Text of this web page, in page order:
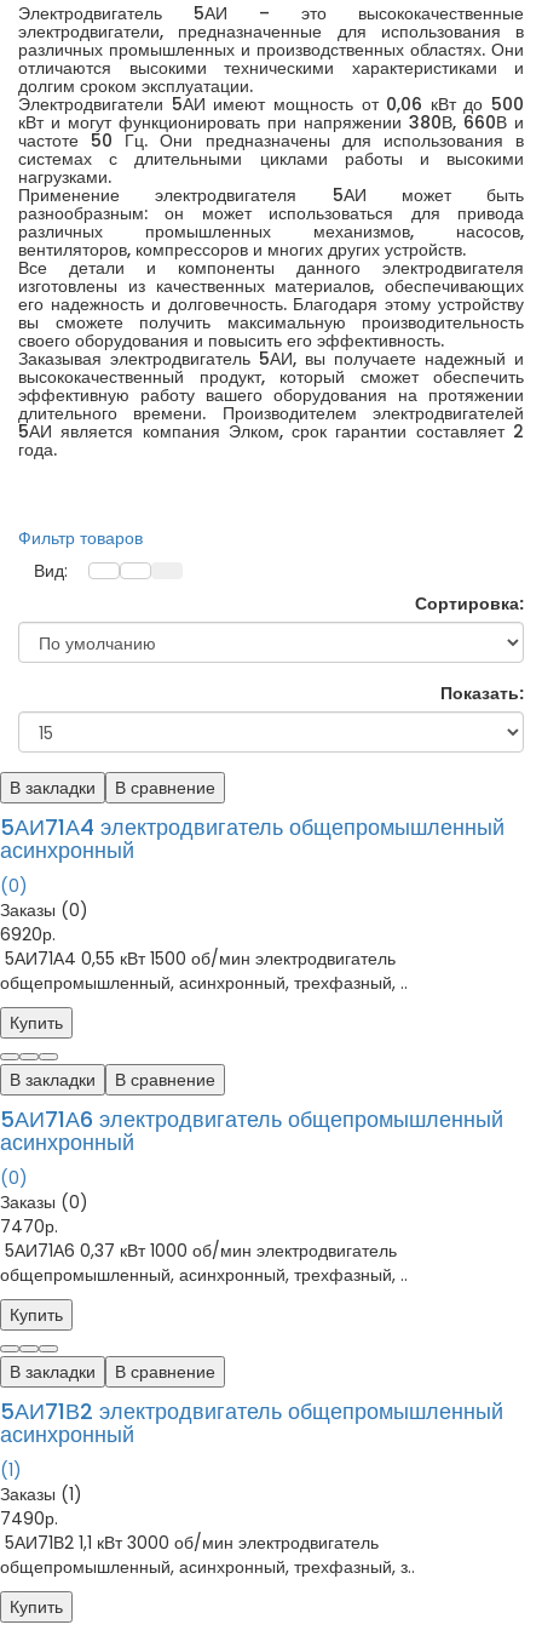
Электродвигатель 5АИ – это высококачественные
электродвигатели, предназначенные для использования в
различных промышленных и производственных областях. Они
отличаются высокими техническими характеристиками и
долгим сроком эксплуатации.
Электродвигатели 5АИ имеют мощность от 0,06 кВт до 500
кВт и могут функционировать при напряжении 380В, 660В и
частоте 50 Гц. Они предназначены для использования в
системах с длительными циклами работы и высокими
нагрузками.
Применение электродвигателя 5АИ может быть
разнообразным: он может использоваться для привода
различных промышленных механизмов, насосов,
вентиляторов, компрессоров и многих других устройств.
Все детали и компоненты данного электродвигателя
изготовлены из качественных материалов, обеспечивающих
его надежность и долговечность. Благодаря этому устройству
вы сможете получить максимальную производительность
своего оборудования и повысить его эффективность.
Заказывая электродвигатель 5АИ, вы получаете надежный и
высококачественный продукт, который сможет обеспечить
эффективную работу вашего оборудования на протяжении
длительного времени. Производителем электродвигателей
5АИ является компания Элком, срок гарантии составляет 2
года.
Фильтр товаров
Вид:
Сортировка:
Показать:
В закладки В сравнение
5АИ71А4 электродвигатель общепромышленный
асинхронный
(0)
Заказы (0)
6920р.
5АИ71А4 0,55 кВт 1500 об/мин электродвигатель
общепромышленный, асинхронный, трехфазный, ..
Купить
В закладки В сравнение
5АИ71А6 электродвигатель общепромышленный
асинхронный
(0)
Заказы (0)
7470р.
5АИ71А6 0,37 кВт 1000 об/мин электродвигатель
общепромышленный, асинхронный, трехфазный, ..
Купить
В закладки В сравнение
5АИ71В2 электродвигатель общепромышленный
асинхронный
(1)
Заказы (1)
7490р.
5АИ71В2 1,1 кВт 3000 об/мин электродвигатель
общепромышленный, асинхронный, трехфазный, з..
Купить